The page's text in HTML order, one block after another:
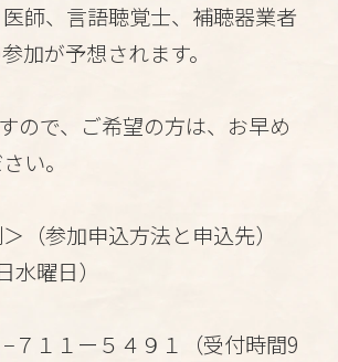
師、言語聴覚士、補聴器業者
加が予想されます。
ので、ご希望の方は、お早め
い。
（参加申込方法と申込先）
水曜日）
７１１ー５４９１（受付時間9